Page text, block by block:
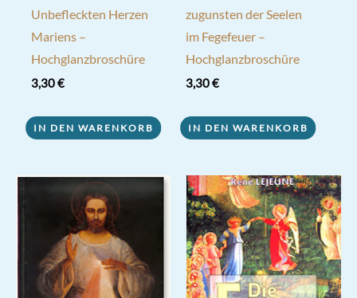
Unbefleckten Herzen
Mariens –
Hochglanzbroschüre
3,30€
IN DEN WARENKORB
zugunsten der Seelen
im Fegefeuer –
Hochglanzbroschüre
3,30€
IN DEN WARENKORB